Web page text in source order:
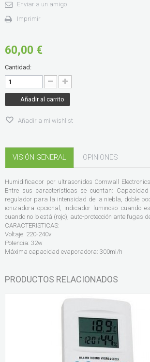
Enviar a un amigo
Imprimir
60,00 €
Cantidad:
Añadir al carrito
Añadir a mi wishlist
VISIÓN GENERAL OPINIONES
Humidificador por ultrasonidos Cornwall
Entre sus características se cuentan:
regulador para la intensidad de la niebla, doble
ionizadora opcional, indicador luminoso cuando
cuando no lo está (rojo), auto-protección ante fugas
CARACTERISTICAS:
Voltaje: 220-240v
Potencia: 32w
Máxima capacidad evaporadora: 300ml/h
PRODUCTOS RELACIONADOS